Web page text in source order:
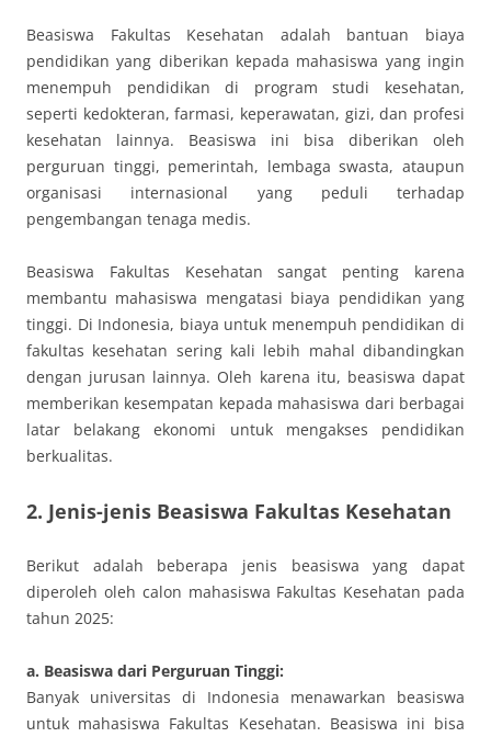
Beasiswa Fakultas Kesehatan adalah bantuan biaya
pendidikan yang diberikan kepada mahasiswa yang ingin
menempuh pendidikan di program studi kesehatan,
seperti kedokteran, farmasi, keperawatan, gizi, dan profesi
kesehatan lainnya. Beasiswa ini bisa diberikan oleh
perguruan tinggi, pemerintah, lembaga swasta, ataupun
organisasi internasional yang peduli terhadap
pengembangan tenaga medis.
Beasiswa Fakultas Kesehatan sangat penting karena
membantu mahasiswa mengatasi biaya pendidikan yang
tinggi. Di Indonesia, biaya untuk menempuh pendidikan di
fakultas kesehatan sering kali lebih mahal dibandingkan
dengan jurusan lainnya. Oleh karena itu, beasiswa dapat
memberikan kesempatan kepada mahasiswa dari berbagai
latar belakang ekonomi untuk mengakses pendidikan
berkualitas.
2. Jenis-jenis Beasiswa Fakultas Kesehatan
Berikut adalah beberapa jenis beasiswa yang dapat
diperoleh oleh calon mahasiswa Fakultas Kesehatan pada
tahun 2025:
a. Beasiswa dari Perguruan Tinggi:
Banyak universitas di Indonesia menawarkan beasiswa
untuk mahasiswa Fakultas Kesehatan. Beasiswa ini bisa